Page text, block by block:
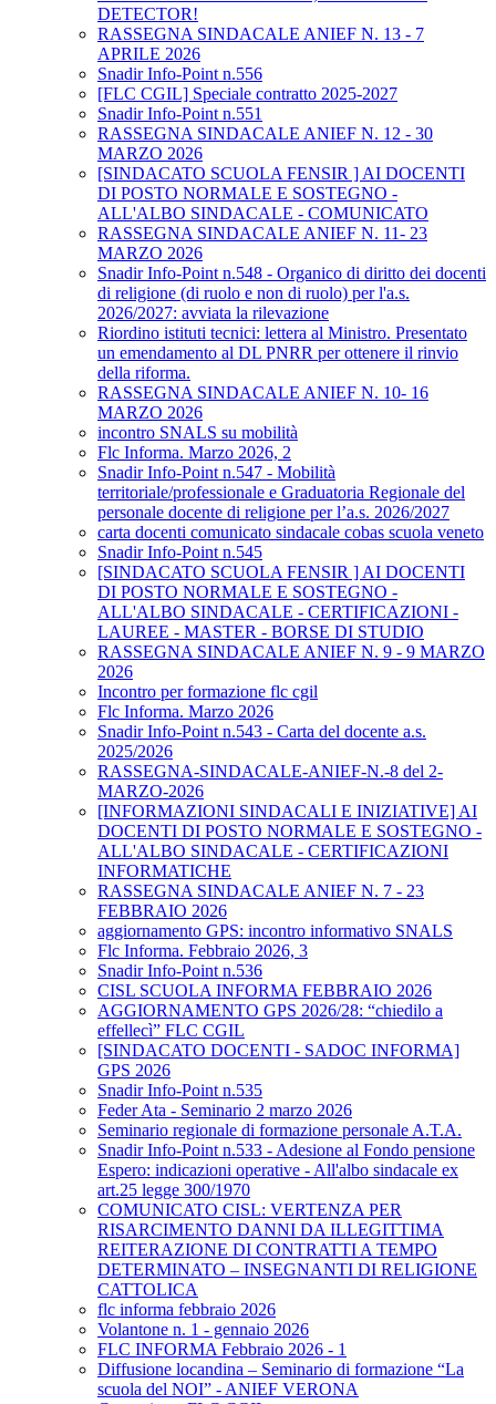
DETECTOR!
RASSEGNA SINDACALE ANIEF N. 13 - 7
APRILE 2026
Snadir Info-Point n.556
[FLC CGIL] Speciale contratto 2025-2027
Snadir Info-Point n.551
RASSEGNA SINDACALE ANIEF N. 12 - 30
MARZO 2026
[SINDACATO SCUOLA FENSIR ] AI DOCENTI
DI POSTO NORMALE E SOSTEGNO -
ALL'ALBO SINDACALE - COMUNICATO
RASSEGNA SINDACALE ANIEF N. 11- 23
MARZO 2026
Snadir Info-Point n.548 - Organico di diritto dei docenti
di religione (di ruolo e non di ruolo) per l'a.s.
2026/2027: avviata la rilevazione
Riordino istituti tecnici: lettera al Ministro. Presentato
un emendamento al DL PNRR per ottenere il rinvio
della riforma.
RASSEGNA SINDACALE ANIEF N. 10- 16
MARZO 2026
incontro SNALS su mobilità
Flc Informa. Marzo 2026, 2
Snadir Info-Point n.547 - Mobilità
territoriale/professionale e Graduatoria Regionale del
personale docente di religione per l’a.s. 2026/2027
carta docenti comunicato sindacale cobas scuola veneto
Snadir Info-Point n.545
[SINDACATO SCUOLA FENSIR ] AI DOCENTI
DI POSTO NORMALE E SOSTEGNO -
ALL'ALBO SINDACALE - CERTIFICAZIONI -
LAUREE - MASTER - BORSE DI STUDIO
RASSEGNA SINDACALE ANIEF N. 9 - 9 MARZO
2026
Incontro per formazione flc cgil
Flc Informa. Marzo 2026
Snadir Info-Point n.543 - Carta del docente a.s.
2025/2026
RASSEGNA-SINDACALE-ANIEF-N.-8 del 2-
MARZO-2026
[INFORMAZIONI SINDACALI E INIZIATIVE] AI
DOCENTI DI POSTO NORMALE E SOSTEGNO -
ALL'ALBO SINDACALE - CERTIFICAZIONI
INFORMATICHE
RASSEGNA SINDACALE ANIEF N. 7 - 23
FEBBRAIO 2026
aggiornamento GPS: incontro informativo SNALS
Flc Informa. Febbraio 2026, 3
Snadir Info-Point n.536
CISL SCUOLA INFORMA FEBBRAIO 2026
AGGIORNAMENTO GPS 2026/28: “chiedilo a
effellecì” FLC CGIL
[SINDACATO DOCENTI - SADOC INFORMA]
GPS 2026
Snadir Info-Point n.535
Feder Ata - Seminario 2 marzo 2026
Seminario regionale di formazione personale A.T.A.
Snadir Info-Point n.533 - Adesione al Fondo pensione
Espero: indicazioni operative - All'albo sindacale ex
art.25 legge 300/1970
COMUNICATO CISL: VERTENZA PER
RISARCIMENTO DANNI DA ILLEGITTIMA
REITERAZIONE DI CONTRATTI A TEMPO
DETERMINATO – INSEGNANTI DI RELIGIONE
CATTOLICA
flc informa febbraio 2026
Volantone n. 1 - gennaio 2026
FLC INFORMA Febbraio 2026 - 1
Diffusione locandina – Seminario di formazione “La
scuola del NOI” - ANIEF VERONA